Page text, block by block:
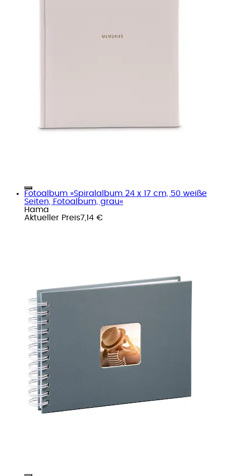
Fotoalbum »Spiralalbum 24 x 17 cm, 50 weiße
Seiten, Fotoalbum, grau«
Hama
Aktueller Preis7,14 €